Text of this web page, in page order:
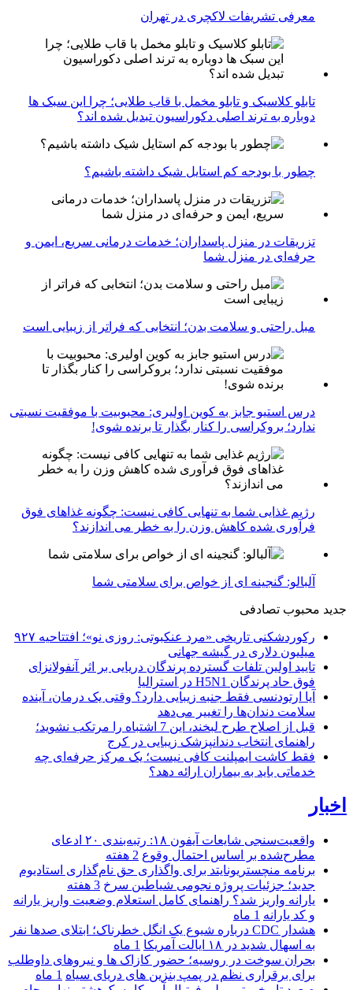
معرفی تشریفات لاکچری در تهران
تابلو کلاسیک و تابلو مخمل با قاب طلایی؛ چرا این سبک ها
دوباره به ترند اصلی دکوراسیون تبدیل شده اند؟
چطور با بودجه کم استایل شیک داشته باشیم؟
تزریقات در منزل پاسداران؛ خدمات درمانی سریع، ایمن و
حرفه‌ای در منزل شما
مبل راحتی و سلامت بدن؛ انتخابی که فراتر از زیبایی است
درس استیو جابز به کوین اولیری: محبوبیت با موفقیت نسبتی
ندارد؛ بروکراسی را کنار بگذار تا برنده شوی!
رژیم غذایی شما به تنهایی کافی نیست: چگونه غذاهای فوق
فرآوری شده کاهش وزن را به خطر می اندازند؟
آلبالو: گنجینه ای از خواص برای سلامتی شما
جدید محبوب تصادفی
رکوردشکنی تاریخی «مرد عنکبوتی: روزی نو»؛ افتتاحیه ۹۲۷
میلیون دلاری در گیشه جهانی
تایید اولین تلفات گسترده پرندگان دریایی بر اثر آنفولانزای
فوق حاد پرندگان H5N1 در استرالیا
آیا ارتودنسی فقط جنبه زیبایی دارد؟ وقتی یک درمان، آینده
سلامت دندان‌ها را تغییر می‌دهد
قبل از اصلاح طرح لبخند، این 7 اشتباه را مرتکب نشوید؛
راهنمای انتخاب دندانپزشک زیبایی در کرج
فقط کاشت ایمپلنت کافی نیست؛ یک مرکز حرفه‌ای چه
خدماتی باید به بیماران ارائه دهد؟
اخبار
واقعیت‌سنجی شایعات آیفون ۱۸: رتبه‌بندی ۲۰ ادعای
مطرح‌شده بر اساس احتمال وقوع 2 هفته
برنامه منچستریونایتد برای واگذاری حق نام‌گذاری استادیوم
جدید؛ جزئیات پروژه نجومی شیاطین سرخ 3 هفته
یارانه واریز شد؟ راهنمای کامل استعلام وضعیت واریز یارانه
و کد یارانه 1 ماه
هشدار CDC درباره شیوع یک انگل خطرناک؛ ابتلای صدها نفر
به اسهال شدید در ۱۸ ایالت آمریکا
1 ماه
بحران سوخت در روسیه؛ حضور کازاک‌ ها و نیروهای داوطلب
برای برقراری نظم در پمپ بنزین‌ های دریای سیاه 1 ماه